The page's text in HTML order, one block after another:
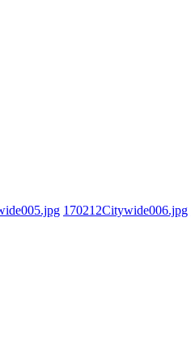
170212Citywide006.jpg